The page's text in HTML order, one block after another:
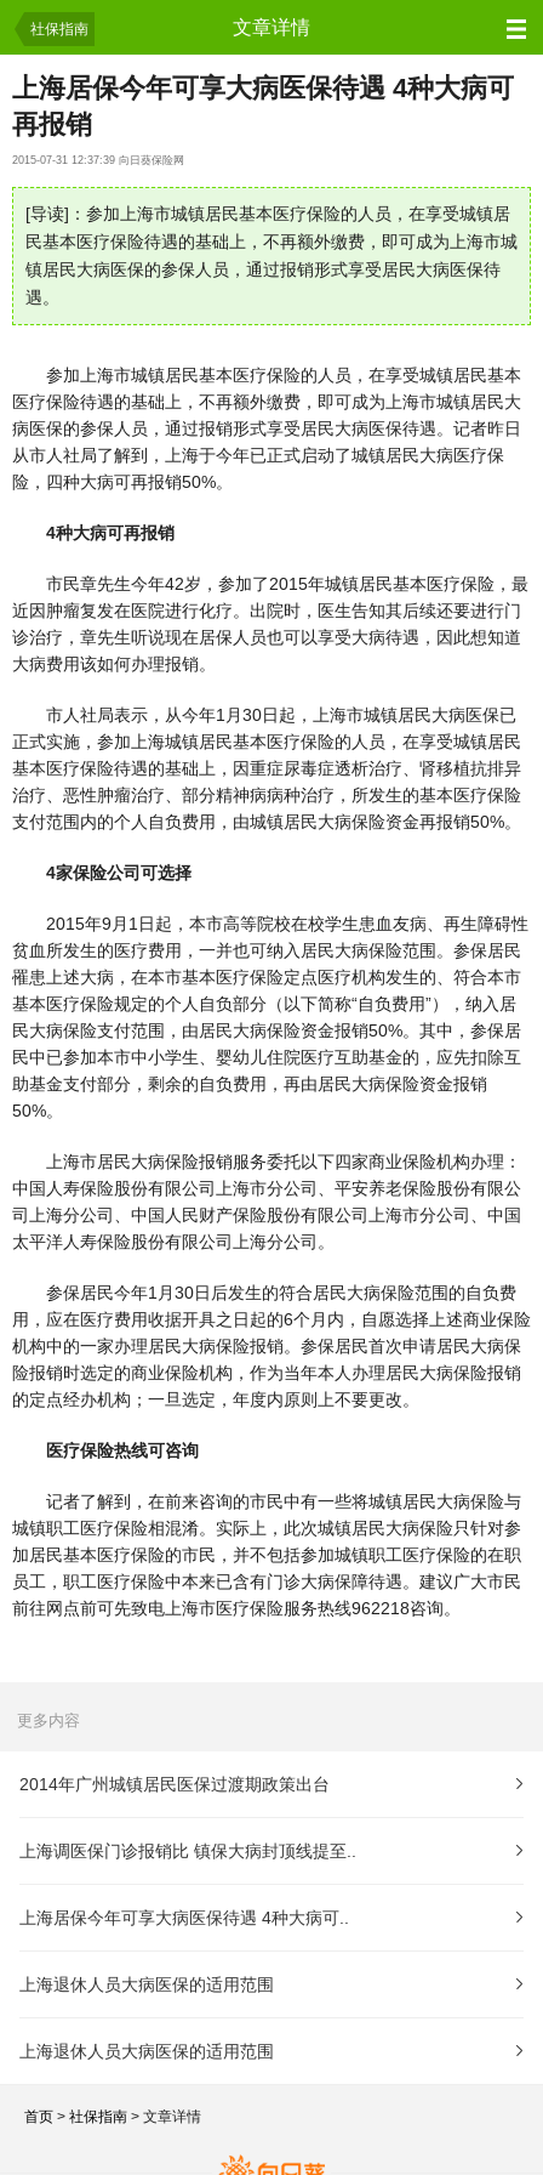
社保指南 文章详情
上海居保今年可享大病医保待遇 4种大病可
再报销
2015-07-31 12:37:39 向日葵保险网
[导读]：参加上海市城镇居民基本医疗保险的人员，在享受城镇居
民基本医疗保险待遇的基础上，不再额外缴费，即可成为上海市城
镇居民大病医保的参保人员，通过报销形式享受居民大病医保待
遇。
参加上海市城镇居民基本医疗保险的人员，在享受城镇居民基本
医疗保险待遇的基础上，不再额外缴费，即可成为上海市城镇居民大
病医保的参保人员，通过报销形式享受居民大病医保待遇。记者昨日
从市人社局了解到，上海于今年已正式启动了城镇居民大病医疗保
险，四种大病可再报销50%。
4种大病可再报销
市民章先生今年42岁，参加了2015年城镇居民基本医疗保险，最
近因肿瘤复发在医院进行化疗。出院时，医生告知其后续还要进行门
诊治疗，章先生听说现在居保人员也可以享受大病待遇，因此想知道
大病费用该如何办理报销。
市人社局表示，从今年1月30日起，上海市城镇居民大病医保已
正式实施，参加上海城镇居民基本医疗保险的人员，在享受城镇居民
基本医疗保险待遇的基础上，因重症尿毒症透析治疗、肾移植抗排异
治疗、恶性肿瘤治疗、部分精神病病种治疗，所发生的基本医疗保险
支付范围内的个人自负费用，由城镇居民大病保险资金再报销50%。
4家保险公司可选择
2015年9月1日起，本市高等院校在校学生患血友病、再生障碍性
贫血所发生的医疗费用，一并也可纳入居民大病保险范围。参保居民
罹患上述大病，在本市基本医疗保险定点医疗机构发生的、符合本市
基本医疗保险规定的个人自负部分（以下简称“自负费用”），纳入居
民大病保险支付范围，由居民大病保险资金报销50%。其中，参保居
民中已参加本市中小学生、婴幼儿住院医疗互助基金的，应先扣除互
助基金支付部分，剩余的自负费用，再由居民大病保险资金报销
50%。
上海市居民大病保险报销服务委托以下四家商业保险机构办理：
中国人寿保险股份有限公司上海市分公司、平安养老保险股份有限公
司上海分公司、中国人民财产保险股份有限公司上海市分公司、中国
太平洋人寿保险股份有限公司上海分公司。
参保居民今年1月30日后发生的符合居民大病保险范围的自负费
用，应在医疗费用收据开具之日起的6个月内，自愿选择上述商业保险
机构中的一家办理居民大病保险报销。参保居民首次申请居民大病保
险报销时选定的商业保险机构，作为当年本人办理居民大病保险报销
的定点经办机构；一旦选定，年度内原则上不要更改。
医疗保险热线可咨询
记者了解到，在前来咨询的市民中有一些将城镇居民大病保险与
城镇职工医疗保险相混淆。实际上，此次城镇居民大病保险只针对参
加居民基本医疗保险的市民，并不包括参加城镇职工医疗保险的在职
员工，职工医疗保险中本来已含有门诊大病保障待遇。建议广大市民
前往网点前可先致电上海市医疗保险服务热线962218咨询。
更多内容
2014年广州城镇居民医保过渡期政策出台
上海调医保门诊报销比 镇保大病封顶线提至..
上海居保今年可享大病医保待遇 4种大病可..
上海退休人员大病医保的适用范围
上海退休人员大病医保的适用范围
首页 > 社保指南 > 文章详情